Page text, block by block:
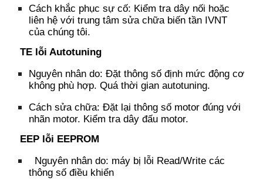
Cách khắc phục sự cố: Kiểm tra dây nối hoặc
liên hệ với trung tâm sửa chữa biến tần IVNT
của chúng tôi.
TE lỗi Autotuning
Nguyên nhân do: Đặt thông số định mức động cơ
không phù hợp. Quá thời gian autotuning.
Cách sửa chữa:Đặt lại thông số motor đúng với
nhãn motor. Kiểm tra dây đấu motor.
EEP lỗi EEPROM
Nguyên nhân do: máy bị lỗi Read/Write các
thông số điều khiển